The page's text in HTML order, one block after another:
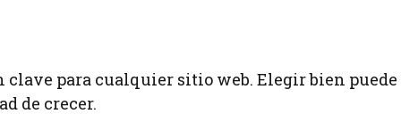
clave para cualquier sitio web. Elegir bien puede
de crecer.